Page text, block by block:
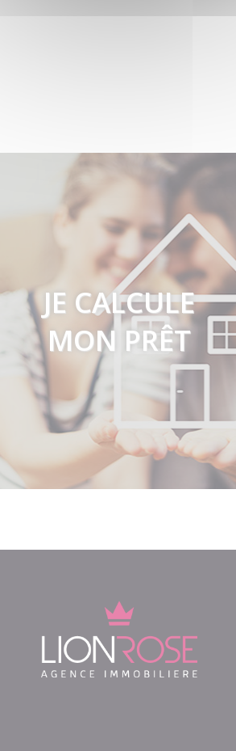
JE CALCULE
MON PRÊT